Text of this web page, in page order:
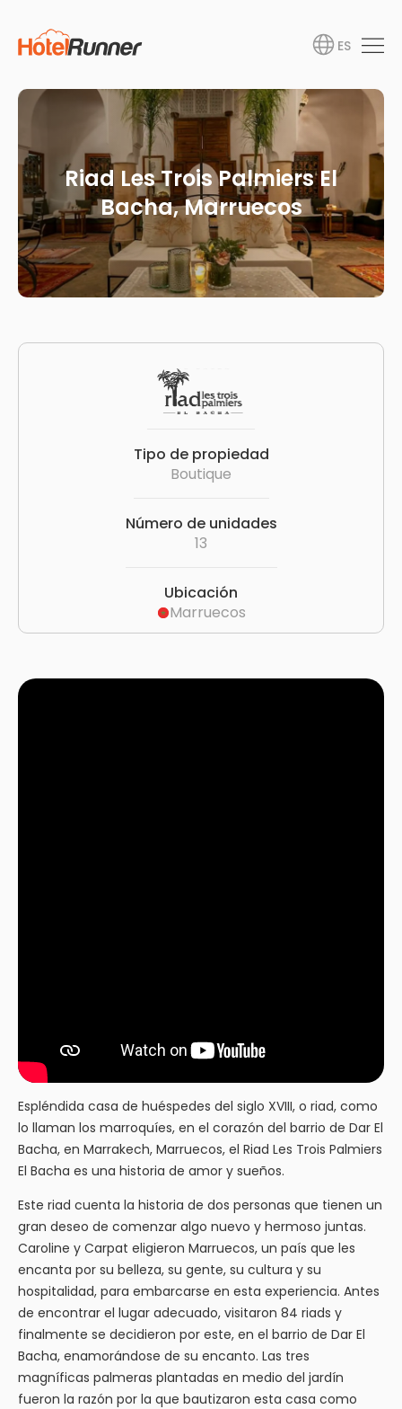
ES
Riad Les Trois Palmiers El
Bacha, Marruecos
Tipo de propiedad
Boutique
Número de unidades
13
Ubicación
Marruecos
Espléndida casa de huéspedes del siglo XVIII, o riad, como
lo llaman los marroquíes, en el corazón del barrio de Dar El
Bacha, en Marrakech, Marruecos, el Riad Les Trois Palmiers
El Bacha es una historia de amor y sueños.
Este riad cuenta la historia de dos personas que tienen un
gran deseo de comenzar algo nuevo y hermoso juntas.
Caroline y Carpat eligieron Marruecos, un país que les
encanta por su belleza, su gente, su cultura y su
hospitalidad, para embarcarse en esta experiencia. Antes
de encontrar el lugar adecuado, visitaron 84 riads y
finalmente se decidieron por este, en el barrio de Dar El
Bacha, enamorándose de su encanto. Las tres
magníficas palmeras plantadas en medio del jardín
fueron la razón por la que bautizaron esta casa como